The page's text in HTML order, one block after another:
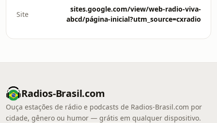
Site
sites.google.com/view/web-radio-viva-
abcd/página-inicial?utm_source=cxradio
Radios-Brasil.com
Ouça estações de rádio e podcasts de Radios-Brasil.com por
cidade, gênero ou humor — grátis em qualquer dispositivo.